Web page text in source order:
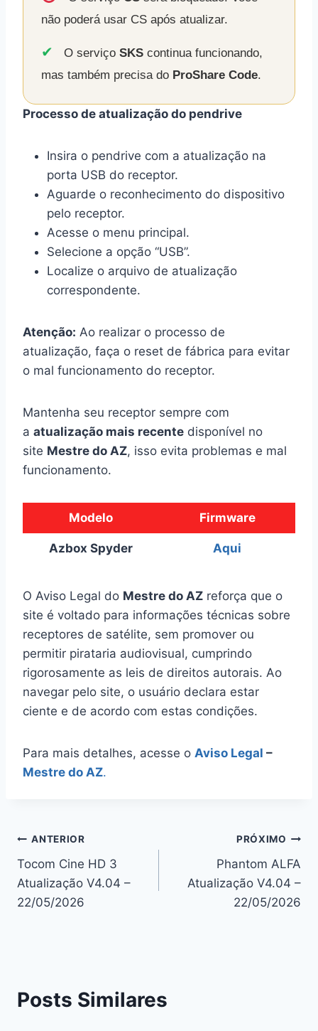
não poderá usar CS após atualizar.
✔ O serviço SKS continua funcionando,
mas também precisa do ProShare Code.
Processo de atualização do pendrive
Insira o pendrive com a atualização na
porta USB do receptor.
Aguarde o reconhecimento do dispositivo
pelo receptor.
Acesse o menu principal.
Selecione a opção “USB”.
Localize o arquivo de atualização
correspondente.
Atenção: Ao realizar o processo de
atualização, faça o reset de fábrica para evitar
o mal funcionamento do receptor.
Mantenha seu receptor sempre com
a atualização mais recente disponível no
site Mestre do AZ, isso evita problemas e mal
funcionamento.
Modelo Firmware
Azbox Spyder Aqui
O Aviso Legal do Mestre do AZ reforça que o
site é voltado para informações técnicas sobre
receptores de satélite, sem promover ou
permitir pirataria audiovisual, cumprindo
rigorosamente as leis de direitos autorais. Ao
navegar pelo site, o usuário declara estar
ciente e de acordo com estas condições.
Para mais detalhes, acesse o Aviso Legal –
Mestre do AZ.
Navegação
de
Post
ANTERIOR
Tocom Cine HD 3
Atualização V4.04 –
22/05/2026
PRÓXIMO
Phantom ALFA
Atualização V4.04 –
22/05/2026
Posts Similares